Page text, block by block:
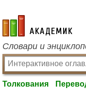
academic.ru
Словари и
Толкования